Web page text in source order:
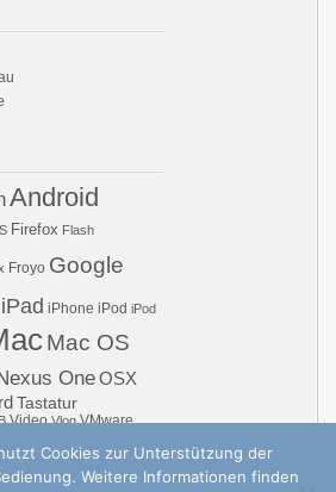
Android
Firefox Flash
Froyo Google
iPad iPhone iPod iPod
Mac OS
OneOSX
Tastatur
Video Vlog VMware
Cookies zur Unterstützung der
Weitere Informationen finden